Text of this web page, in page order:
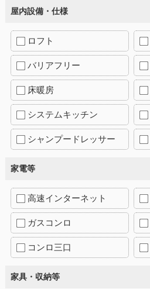
屋内設備・仕様
ロフト
バリアフリー
床暖房
システムキッチン
シャンプードレッサー
家電等
高速インターネット
ガスコンロ
コンロ三口
家具・収納等